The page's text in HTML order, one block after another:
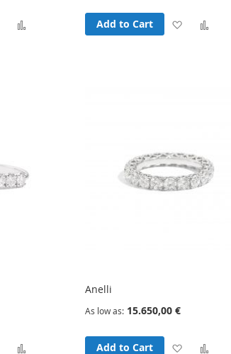
Add
Add to Cart
Add
Add
Anelli
As low as 15.650,00 €
Add to Cart
Add